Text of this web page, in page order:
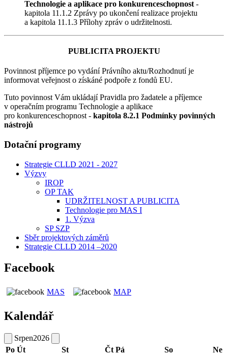
Technologie a aplikace pro konkurenceschopnost -
kapitola 11.1.2 Zprávy po ukončení realizace projektu
a kapitola 11.1.3 Přílohy zpráv o udržitelnosti.
PUBLICITA PROJEKTU
Povinnost příjemce po vydání Právního aktu/Rozhodnutí je
informovat veřejnost o získáné podpoře z fondů EU.
Tuto povinnost Vám ukládají Pravidla pro žadatele a příjemce
v operačním programu Technologie a aplikace
pro konkurenceschopnost - kapitola 8.2.1 Podmínky povinných
nástrojů
Dotační programy
Strategie CLLD 2021 - 2027
Výzvy
IROP
OP TAK
UDRŽITELNOST A PUBLICITA
Technologie pro MAS I
1. Výzva
SP SZP
Sběr projektových záměrů
Strategie CLLD 2014 –2020
Facebook
MAS MAP
Kalendář
Srpen2026
Po Út St Čt Pá So Ne